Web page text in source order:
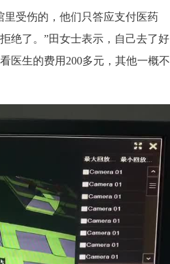
受伤的，他们只答应支付医药
绝了。”田女士表示，自己去了好
医生的费用200多元，其他一概不